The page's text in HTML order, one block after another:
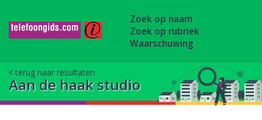
Zoek op naam
Zoek op rubriek
Waarschuwing
terug naar resultaten
Aan de haak studio